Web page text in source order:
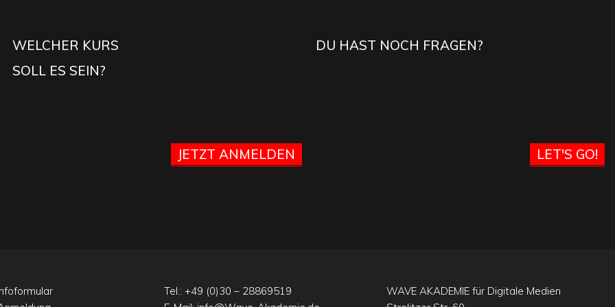
WELCHER KURS
SOLL ES SEIN?
JETZT ANMELDEN
DU HAST NOCH FRAGEN?
LET'S GO!
Tel.: +49 (0)30 – 28869519
WAVE AKADEMIE für Digitale Medien